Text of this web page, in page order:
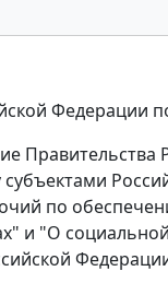
Федерации
по
и "О